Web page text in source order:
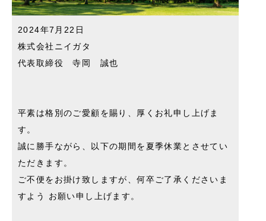
2024年7月22日
株式会社ニイガタ
代表取締役 寺岡 誠也
平素は格別のご愛顧を賜り、厚くお礼申し上げま
す。
誠に勝手ながら、以下の期間を夏季休業とさせてい
ただきます。
ご不便をお掛け致しますが、何卒ご了承くださいま
すよう お願い申し上げます。